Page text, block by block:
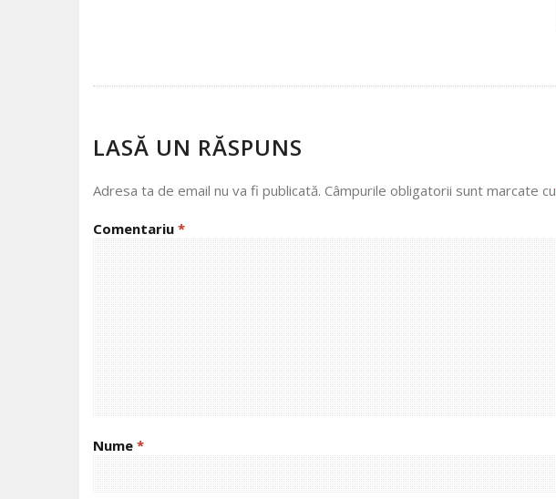
NAVIGATION
LASĂ UN RĂSPUNS
Adresa ta de email nu va fi publicată. Câmpurile obligatorii sunt marcate cu
Comentariu *
Nume *